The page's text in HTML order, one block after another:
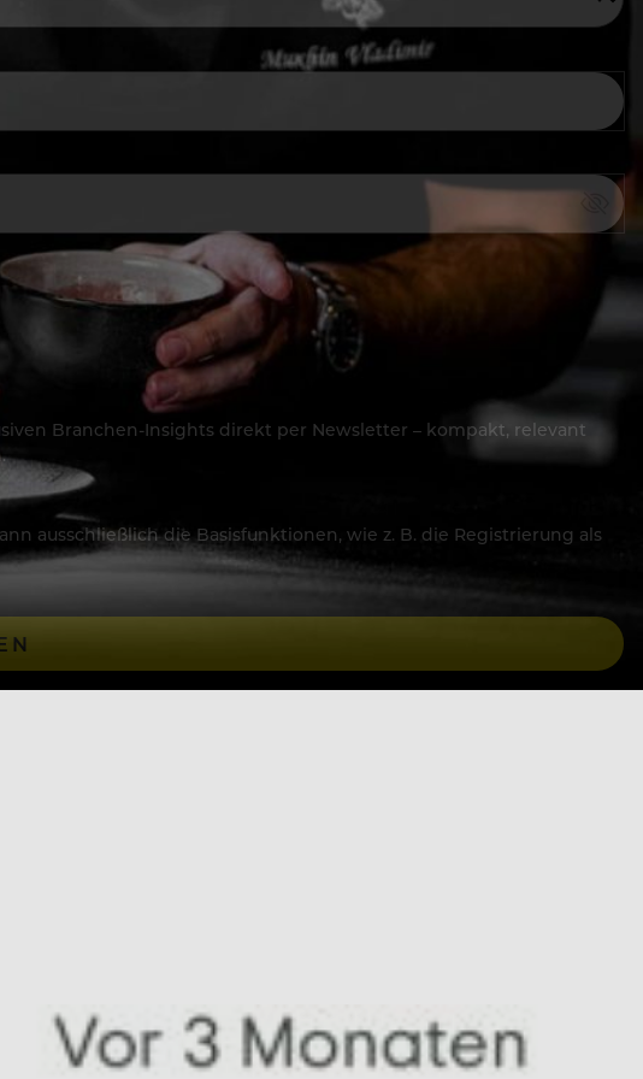
Branchen-Insights direkt per Newsletter – kompakt, relevant
ausschließlich die Basisfunktionen, wie z. B. die Registrierung als